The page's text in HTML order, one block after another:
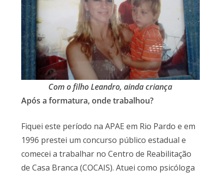
Com o filho Leandro, ainda criança
Após a formatura, onde trabalhou?
Fiquei este período na APAE em Rio Pardo e em
1996 prestei um concurso público estadual e
comecei a trabalhar no Centro de Reabilitação
de Casa Branca (COCAIS). Atuei como psicóloga